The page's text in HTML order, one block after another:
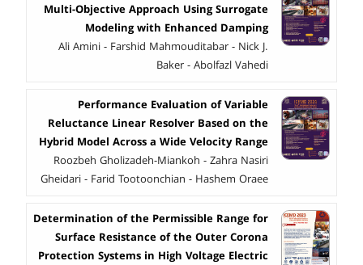
Multi-Objective Approach Using Surrogate
Modeling with Enhanced Damping
Ali Amini - Farshid Mahmouditabar - Nick J.
Baker - Abolfazl Vahedi
Performance Evaluation of Variable
Reluctance Linear Resolver Based on the
Hybrid Model Across a Wide Velocity Range
Roozbeh Gholizadeh-Miankoh - Zahra Nasiri
Gheidari - Farid Tootoonchian - Hashem Oraee
Determination of the Permissible Range for
Surface Resistance of the Outer Corona
Protection Systems in High Voltage Electric